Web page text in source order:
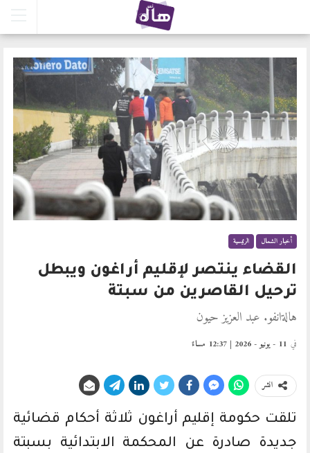
أخبار الشمال الرئيسية
القضاء ينتصر لإقليم أراغون ويبطل
ترحيل القاصرين من سبتة
هالةانفو. عبد العزيز حيون
في 11 - يونيو - 2026 | 12:37 مساءً
انشر
تلقت حكومة إقليم أراغون ثلاثة أحكام قضائية
جديدة صادرة عن المحكمة الابتدائية بسبتة